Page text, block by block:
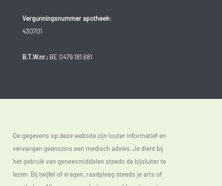
Vergunningsnummer apotheek:
430701
B.T.W.nr.:BE 0479.181.681
De gegevens op deze website zijn louter informatief en
vervangen geenszins een medisch advies. Je dient bij
het gebruik van geneesmiddelen steeds de bijsluiter te
lezen. Bij twijfel of vragen, raadpleeg steeds je arts of